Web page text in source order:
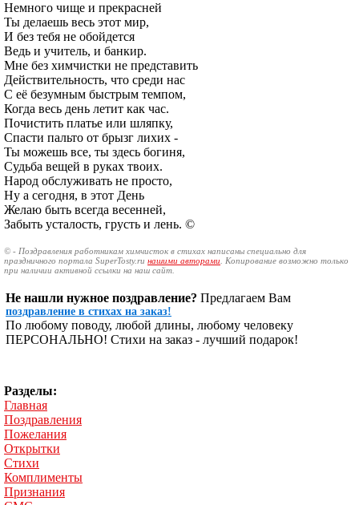
Немного чище и прекрасней
Ты делаешь весь этот мир,
И без тебя не обойдется
Ведь и учитель, и банкир.
Мне без химчистки не представить
Действительность, что среди нас
С её безумным быстрым темпом,
Когда весь день летит как час.
Почистить платье или шляпку,
Спасти пальто от брызг лихих -
Ты можешь все, ты здесь богиня,
Судьба вещей в руках твоих.
Народ обслуживать не просто,
Ну а сегодня, в этот День
Желаю быть всегда весенней,
Забыть усталость, грусть и лень. ©
© - Поздравления работникам химчисток в стихах написаны специально для
праздничного портала SuperTosty.ru нашими авторами . Копирование возможно только
при наличии активной ссылки на наш сайт.
Не нашли нужное поздравление? Предлагаем Вам
поздравление в стихах на заказ!
По любому поводу, любой длины, любому человеку
ПЕРСОНАЛЬНО! Стихи на заказ - лучший подарок!
Разделы:
Главная
Поздравления
Пожелания
Открытки
Стихи
Комплименты
Признания